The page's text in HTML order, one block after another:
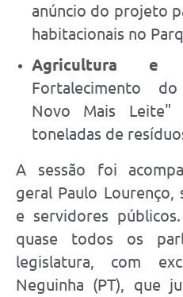
anúncio do projeto
habitacionais no
Agricultura e
Fortalecimento
Novo Mais
toneladas de
A sessão foi
geral Paulo Lourenço,
e servidores
quase todos os
legislatura, com
Neguinha (PT), que